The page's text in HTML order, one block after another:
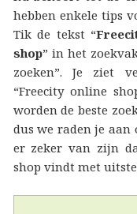
hebben enkele tips
Tik de tekst “
shop” in het
zoeken”. Je ziet
“Freecity online
worden de beste
dus we raden je aan
er zeker van zijn
shop vindt met